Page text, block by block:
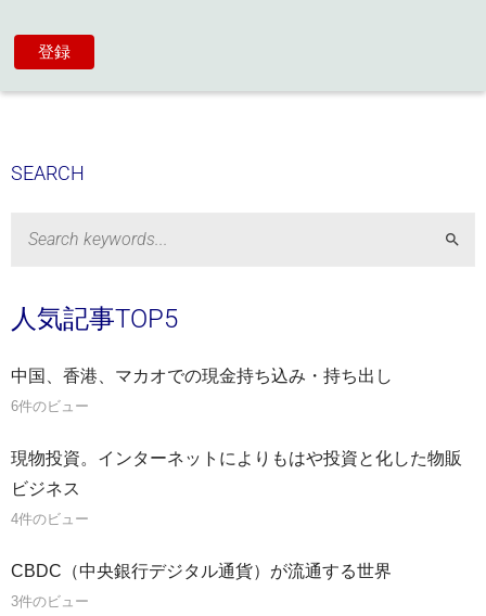
SEARCH
人気記事TOP5
中国、香港、マカオでの現金持ち込み・持ち出し
6件のビュー
現物投資。インターネットによりもはや投資と化した物販
ビジネス
4件のビュー
CBDC（中央銀行デジタル通貨）が流通する世界
3件のビュー